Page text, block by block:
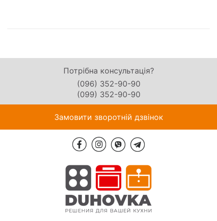
Потрібна консультація?
(096) 352-90-90
(099) 352-90-90
Замовити зворотній дзвінок